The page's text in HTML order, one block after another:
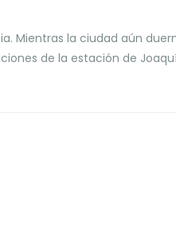
Mientras la ciudad aún
de la estación de